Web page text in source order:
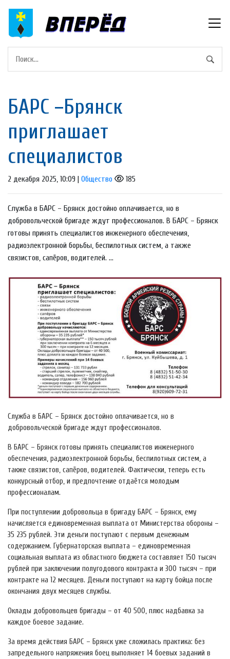
БAPC –Брянcк
приглашает
cпециалистов
2 декабря 2025, 10:09 | Общество 185
Служба в БАРС – Брянск достойно оплачивается, но в
добровольческой бригаде ждут профессионалов. В БАРС – Брянск
готовы принять специалистов инженерного обеспечения,
радиоэлектронной борьбы, беспилотных систем, а также
связистов, сапёров, водителей. ...
Служба в БАРС – Брянск достойно оплачивается, но в
добровольческой бригаде ждут профессионалов.
В БАРС – Брянск готовы принять специалистов инженерного
обеспечения, радиоэлектронной борьбы, беспилотных систем, а
также связистов, сапёров, водителей. Фактически, теперь есть
конкурсный отбор, и предпочтение отдаётся молодым
профессионалам.
При поступлении добровольца в бригаду БАРС – Брянск, ему
начисляется единовременная выплата от Министерства обороны –
35 235 рублей. Эти деньги поступают с первым денежным
содержанием. Губернаторская выплата – единовременная
социальная выплата из областного бюджета составляет 150 тысяч
рублей при заключении полугодового контракта и 300 тысяч – при
контракте на 12 месяцев. Деньги поступают на карту бойца после
окончания двух месяцев службы.
Оклады добровольцев бригады – от 40 500, плюс надбавка за
каждое боевое задание.
За время действия БАРС – Брянск уже сложилась практика: без
запредельного напряжения боец выполняет 14 боевых заданий в